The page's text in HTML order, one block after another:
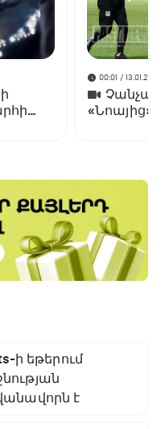
00:01 /
«Նոայից»
ի եթերում
է